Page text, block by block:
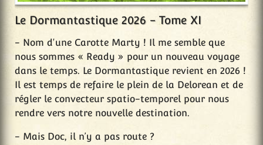
Le Dormantastique 2026 - Tome XI
- Nom d'une Carotte Marty ! Il me semble que
nous sommes « Ready » pour un nouveau voyage
dans le temps. Le Dormantastique revient en 2026 !
Il est temps de refaire le plein de la Delorean et de
régler le convecteur spatio-temporel pour nous
rendre vers notre nouvelle destination.
- Mais Doc, il n’y a pas route ?